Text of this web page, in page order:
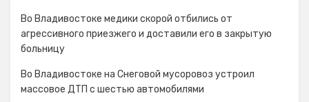
Во Владивостоке медики скорой отбились от
агрессивного приезжего и доставили его в закрытую
больницу
Во Владивостоке на Снеговой мусоровоз устроил
массовое ДТП с шестью автомобилями